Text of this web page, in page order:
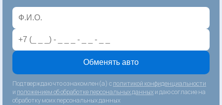
Обменять авто
Подтверждаю что ознакомлен(а) сполитикой конфиденциальности
и положением об обработке персональных данныхи даю согласие на
обработку моих персональных данных